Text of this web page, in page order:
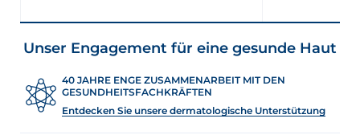
Unser Engagement für eine gesunde Haut
40 JAHRE ENGE ZUSAMMENARBEIT MIT DEN
GESUNDHEITSFACHKRÄFTEN
Entdecken Sie unsere dermatologische Unterstützung